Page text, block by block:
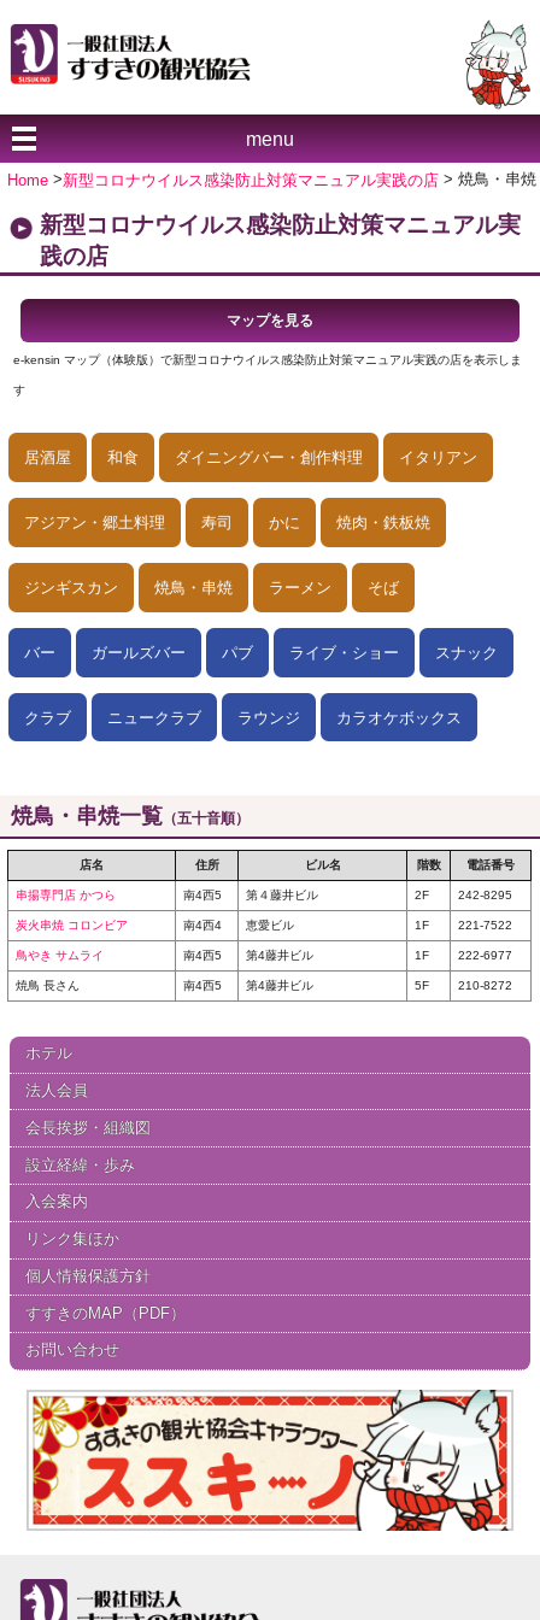
menu
Home >新型コロナウイルス感染防止対策マニュアル実践の店 > 焼鳥・串焼
新型コロナウイルス感染防止対策マニュアル実
践の店
マップを見る
e-kensin マップ（体験版）で新型コロナウイルス感染防止対策マニュアル実践の店を表示しま
す
居酒屋 和食 ダイニングバー・創作料理 イタリアン
アジアン・郷土料理 寿司 かに 焼肉・鉄板焼
ジンギスカン 焼鳥・串焼 ラーメン そば
バー ガールズバー パブ ライブ・ショー スナック
クラブ ニュークラブ ラウンジ カラオケボックス
焼鳥・串焼一覧（五十音順）
店名 住所 ビル名 階数 電話番号
串揚専門店 かつら 南4西5 第４藤井ビル 2F 242-8295
炭火串焼 コロンビア 南4西4 恵愛ビル 1F 221-7522
鳥やき サムライ 南4西5 第4藤井ビル 1F 222-6977
焼鳥 長さん 南4西5 第4藤井ビル 5F 210-8272
ホテル
法人会員
会長挨拶・組織図
設立経緯・歩み
入会案内
リンク集ほか
個人情報保護方針
すすきのMAP（PDF）
お問い合わせ